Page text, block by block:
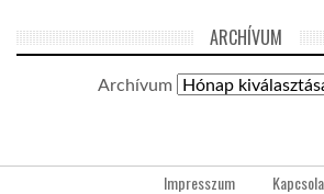
ARCHÍVUM
Archívum
Impresszum